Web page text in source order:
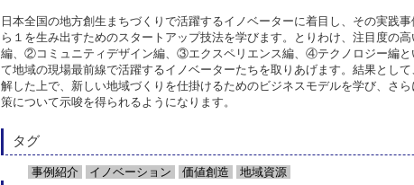
日本全国の地方創生まちづくりで活躍するイノベーターに着目し、その実践
ら１を生み出すためのスタートアップ技法を学びます。とりわけ、注目度の
編、②コミュニティデザイン編、③エクスペリエンス編、④テクノロジー編と
て地域の現場最前線で活躍するイノベーターたちを取りあげます。結果とし
解した上で、新しい地域づくりを仕掛けるためのビジネスモデルを学び、さ
策について示唆を得られるようになります。
タグ
事例紹介 イノベーション 価値創造 地域資源